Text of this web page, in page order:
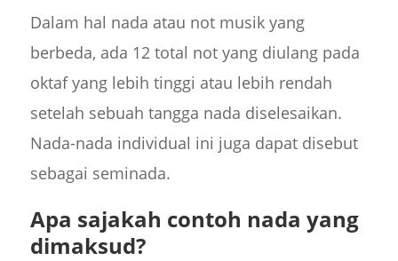
Dalam hal nada atau not musik yang
berbeda, ada 12 total not yang diulang pada
oktaf yang lebih tinggi atau lebih rendah
setelah sebuah tangga nada diselesaikan.
Nada-nada individual ini juga dapat disebut
sebagai seminada.
Apa sajakah contoh nada yang
dimaksud?